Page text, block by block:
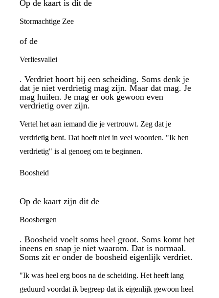
Op de kaart is dit de
Stormachtige Zee
of de
Verliesvallei
. Verdriet hoort bij een scheiding. Soms denk je
dat je niet verdrietig mag zijn. Maar dat mag. Je
mag huilen. Je mag er ook gewoon even
verdrietig over zijn.
Vertel het aan iemand die je vertrouwt. Zeg dat je
verdrietig bent. Dat hoeft niet in veel woorden. "Ik ben
verdrietig" is al genoeg om te beginnen.
Boosheid
Op de kaart zijn dit de
Boosbergen
. Boosheid voelt soms heel groot. Soms komt het
ineens en snap je niet waarom. Dat is normaal.
Soms zit er onder de boosheid eigenlijk verdriet.
"Ik was heel erg boos na de scheiding. Het heeft lang
geduurd voordat ik begreep dat ik eigenlijk gewoon heel